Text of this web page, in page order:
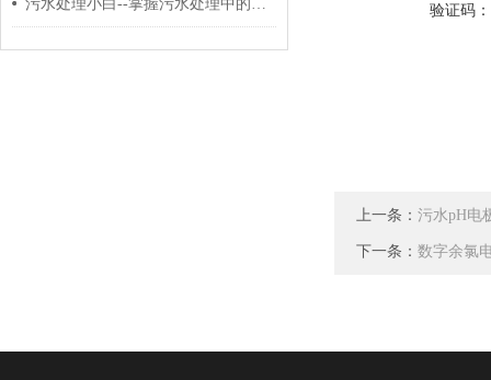
污水处理小白--掌握污水处理中的微生物！ 验证码：
上一条： 污水pH电
下一条： 数字余氯